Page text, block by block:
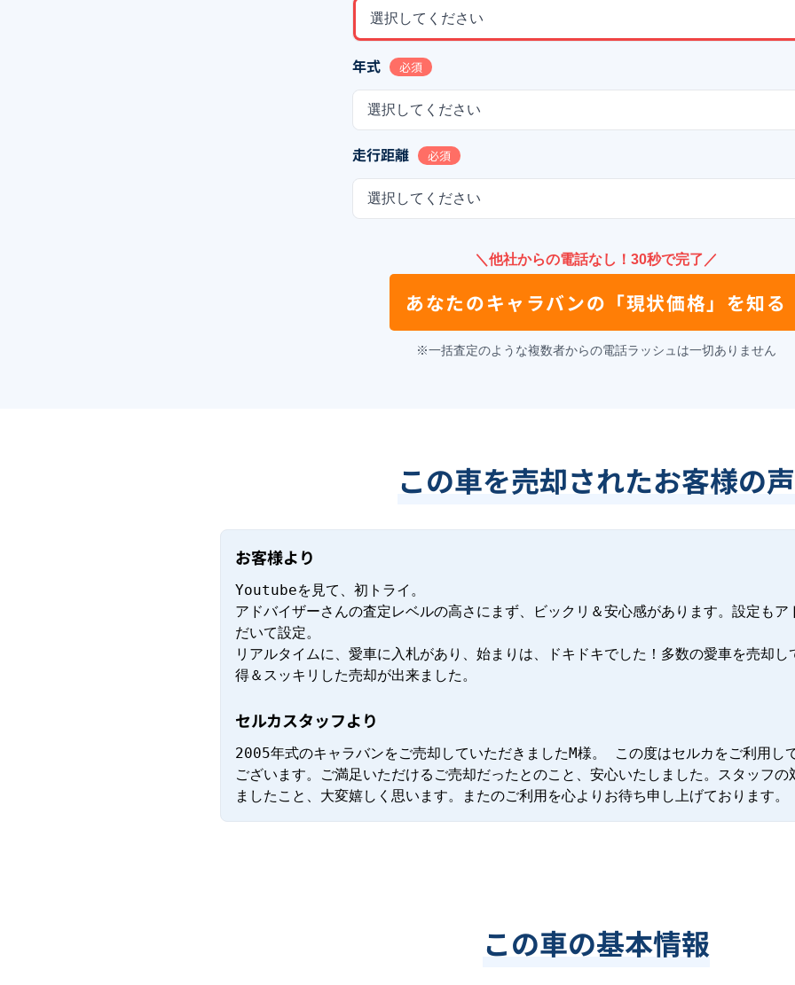
選択してください
年式 必須
選択してください
走行距離 必須
選択してください
＼他社からの電話なし！30秒で完了／
あなたのキャラバンの 「現状価格」を知る
※一括査定のような複数者からの電話ラッシュは一切ありません
この車を売却されたお客様の声
お客様より
Youtubeを見て、初トライ。
アドバイザーさんの査定レベルの高さにまず、ビックリ＆安心感があります。設定も
だいて設定。
リアルタイムに、愛車に入札があり、始まりは、ドキドキでした！多数の愛車を売却
得＆スッキリした売却が出来ました。
セルカスタッフより
2005年式のキャラバンをご売却していただきましたM様。 この度はセルカをご利用し
ございます。ご満足いただけるご売却だったとのこと、安心いたしました。スタッフ
ましたこと、大変嬉しく思います。またのご利用を心よりお待ち申し上げております。
この車の基本情報